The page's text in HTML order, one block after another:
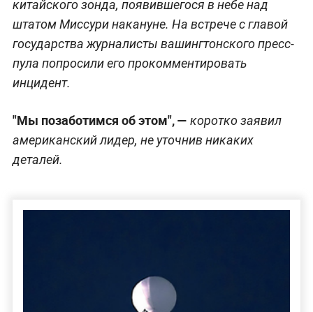
китайского зонда, появившегося в небе над
штатом Миссури накануне. На встрече с главой
государства журналисты вашингтонского пресс-
пула попросили его прокомментировать
инцидент.
"Мы позаботимся об этом", — коротко заявил
американский лидер, не уточнив никаких
деталей.